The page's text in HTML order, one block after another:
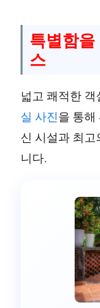
특별함
스
넓고 쾌적한
실 사진을 통해
신 시설과 최
니다.